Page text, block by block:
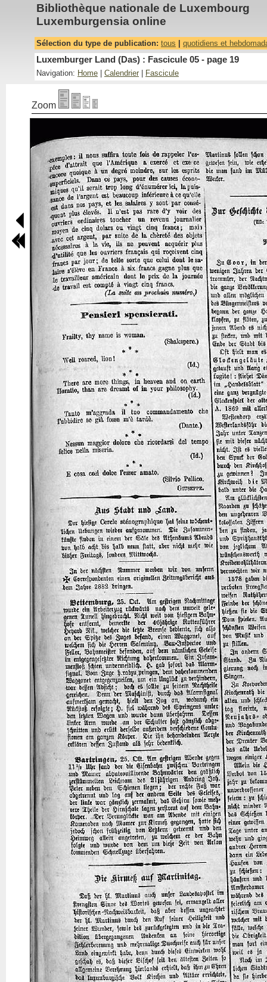
Bibliothèque nationale de Luxembourg
Luxemburgensia online
Sélection du type de publication: tous quotidiens et
Luxemburger Land (Das) : Fascicule 05 - page 19
Navigation: Home Calendrier Fascicule
Zoom